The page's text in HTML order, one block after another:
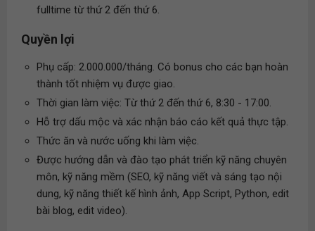
fulltime từ thứ 2 đến thứ 6.
Quyền lợi
Phụ cấp: 2.000.000/tháng. Có bonus cho các bạn hoàn
thành tốt nhiệm vụ được giao.
Thời gian làm việc: Từ thứ 2 đến thứ 6, 8:30 - 17:00.
Hỗ trợ dấu mộc và xác nhận báo cáo kết quả thực tập.
Thức ăn và nước uống khi làm việc.
Được hướng dẫn và đào tạo phát triển kỹ năng chuyên
môn, kỹ năng mềm (SEO, kỹ năng viết và sáng tạo nội
dung, kỹ năng thiết kế hình ảnh, App Script, Python, edit
bài blog, edit video).